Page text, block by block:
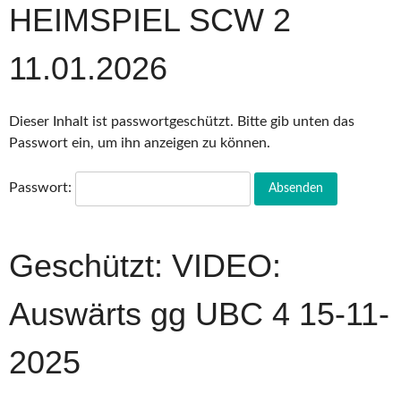
HEIMSPIEL SCW 2
11.01.2026
Dieser Inhalt ist passwortgeschützt. Bitte gib unten das
Passwort ein, um ihn anzeigen zu können.
Passwort:
Geschützt: VIDEO:
Auswärts gg UBC 4 15-11-
2025